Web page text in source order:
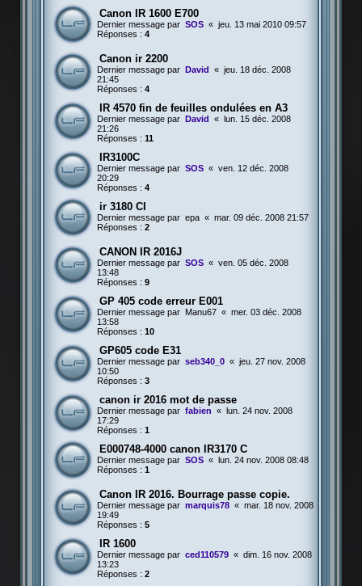
Canon IR 1600 E700
Dernier message par SOS « jeu. 13 mai 2010 09:57
Réponses : 4
Canon ir 2200
Dernier message par David « jeu. 18 déc. 2008
21:45
Réponses : 4
IR 4570 fin de feuilles ondulées en A3
Dernier message par David «
lun. 15 déc. 2008
21:26
Réponses : 11
IR3100C
Dernier message par SOS « ven. 12 déc. 2008
20:29
Réponses : 4
ir 3180 CI
Dernier message par epa « mar. 09 déc. 2008 21:57
Réponses : 2
CANON IR 2016J
Dernier message par SOS « ven. 05 déc. 2008
13:48
Réponses : 9
GP 405 code erreur E001
Dernier message par Manu67 « mer. 03 déc. 2008
13:58
Réponses : 10
GP605 code E31
Dernier message par seb340_0 « jeu. 27 nov. 2008
10:50
Réponses : 3
canon ir 2016 mot de passe
Dernier message par fabien «
lun. 24 nov. 2008
17:29
Réponses : 1
E000748-4000 canon IR3170 C
Dernier message par SOS «
lun. 24 nov. 2008 08:48
Réponses : 1
Canon IR 2016. Bourrage passe copie.
Dernier message par marquis78 « mar. 18 nov. 2008
19:49
Réponses : 5
IR 1600
Dernier message par ced110579 « dim. 16 nov. 2008
13:23
Réponses : 2